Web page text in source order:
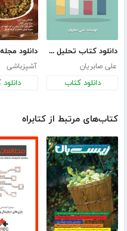
دانلود کتاب تحلیل تکنیکال به روش ژاپنی‌ها
علی صابریان
دانلود کتاب
آشپزباشی
کتاب‌های مرتبط از کتابراه